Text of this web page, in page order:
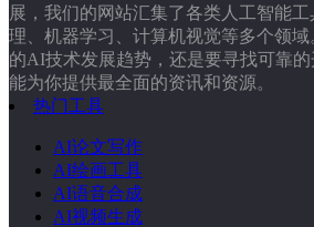
展，我们的网站汇集了各类人工智能
理、机器学习、计算机视觉等多个领
的AI技术发展趋势，还是要寻找可靠
能为你提供最全面的资讯和资源。
热门工具
AI论文写作
AI绘画工具
AI语音合成
AI视频生成